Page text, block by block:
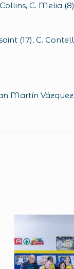
C. Melia
(17), C.
Martín